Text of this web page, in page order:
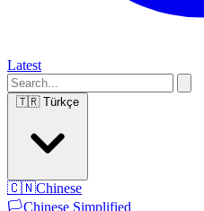
Latest
🇹🇷 Türkçe
🇨🇳Chinese
🏳️Chinese Simplified